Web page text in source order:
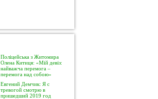
Поліцейська з Житомира
Олена Китиця: «Мій девіз:
найважча перемога –
перемога над собою»
Евгений Демчик: Я с
тревогой смотрю в
пришедший 2019 год